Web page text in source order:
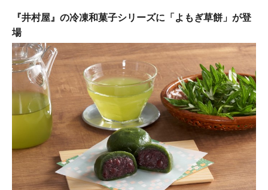
『井村屋』の冷凍和菓子シリーズに「よもぎ草餅」が登
場